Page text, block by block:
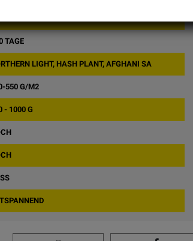
TAGE
LIGHT, HASH PLANT, AFGHANI SA
550 G/M2
- 1000 G